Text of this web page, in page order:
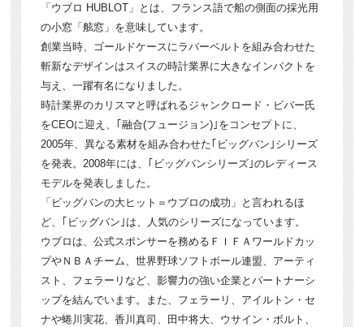
「ウブロ HUBLOT」とは、フランス語で船の側面の採光用
の小窓「舷窓」を意味しています。
創業当時、ゴールドケースにラバーベルトを組み合わせた
斬新なデザインはスイスの時計業界に大きなインパクトを
与え、一躍有名になりました。
時計業界のカリスマと呼ばれるジャンクロード・ビバー氏
をCEOに迎え、｢融合(フュージョン)｣をコンセプトに、
2005年、異なる素材を組み合わせた｢ビッグバン｣シリーズ
を発表。2008年には、｢ビッグバンシリーズ｣のレディース
モデルを発表しました。
「ビッグバンの大ヒット＝ウブロの成功」と言われるほ
ど、｢ビッグバン｣は、人気のシリーズになっています。
ウブロは、公式スポンサーを務めるＦＩＦＡワールドカッ
プやＮＢＡチーム、世界野球ソフトボール連盟、アーティ
スト、フェラーリなど、影響力の強い企業とパートナーシ
ップを結んでいます。また、フェラーリ、アイルトン・セ
ナや蜷川実花、香川真司、田中将大、ウサイン・ボルト、